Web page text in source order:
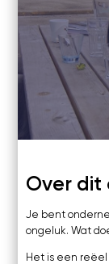
Kosten
Webinars's
Overige
Netwerk
Netwerk
Groepen
Community
Instagram
Linkedin
Over dit
Je bent
ongeluk. Wat
Het is een reëel